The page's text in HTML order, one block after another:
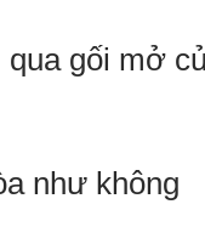
qua gối mở
như không